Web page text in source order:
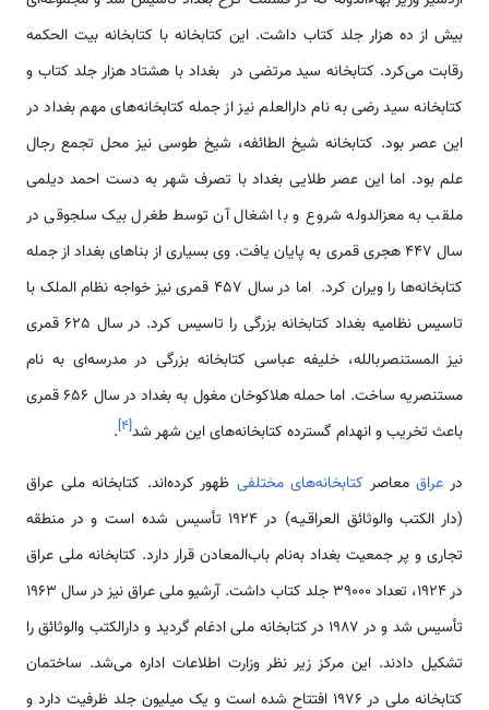
بیش از ده هزار جلد کتاب داشت. این کتابخانه با کتابخانه بیت الحکمه
رقابت می‌کرد. کتابخانه سید مرتضی در بغداد با هشتاد هزار جلد کتاب و
کتابخانه سید رضی به نام دارالعلم نیز از جمله کتابخانه‌های مهم بغداد در
این عصر بود. کتابخانه شیخ الطائفه، شیخ طوسی نیز محل تجمع رجال
علم بود. اما این عصر طلایی بغداد با تصرف شهر به دست احمد دیلمی
ملقب به معزالدوله شروع و با اشغال آن توسط طغرل بیک سلجوقی در
سال 447 هجری قمری به پایان یافت. وی بسیاری از بناهای بغداد از جمله
کتابخانه‌ها را ویران کرد. اما در سال 457 قمری نیز خواجه نظام الملک با
تاسیس نظامیه بغداد کتابخانه بزرگی را تاسیس کرد. در سال 625 قمری
نیز المستنصربالله، خلیفه عباسی کتابخانه بزرگی در مدرسه‌ای به نام
مستنصریه ساخت. اما حمله هلاکوخان مغول به بغداد در سال 656 قمری
باعث تخریب و انهدام گسترده کتابخانه‌های این شهر شد[۴]
.
در عراقمعاصر کتابخانه‌های مختلفی ظهور کرده‌اند. کتابخانه ملی عراق
(دار الکتب والوثائق العراقـیـه) در ۱۹۲۴ تأسیس شده است و در منطقه
تجاری و پر جمعیت بغداد به‌نام باب‌المعادن قرار دارد. کتابخانه ملی عراق
در ۱۹۲۴، تعداد ۳۹۰۰۰ جلد کتاب داشت. آرشیو ملی عراق نیز در سال ۱۹۶۳
تأسیس شد و در ۱۹۸۷ در کتابخانه ملی ادغام گردید و دارالکتب والوثائق را
تشکیل دادند. این مرکز زیر نظر وزارت اطلاعات اداره می‌شد. ساختمان
کتابخانه ملی در ۱۹۷۶ افتتاح شده است و یک میلیون جلد ظرفیت دارد و